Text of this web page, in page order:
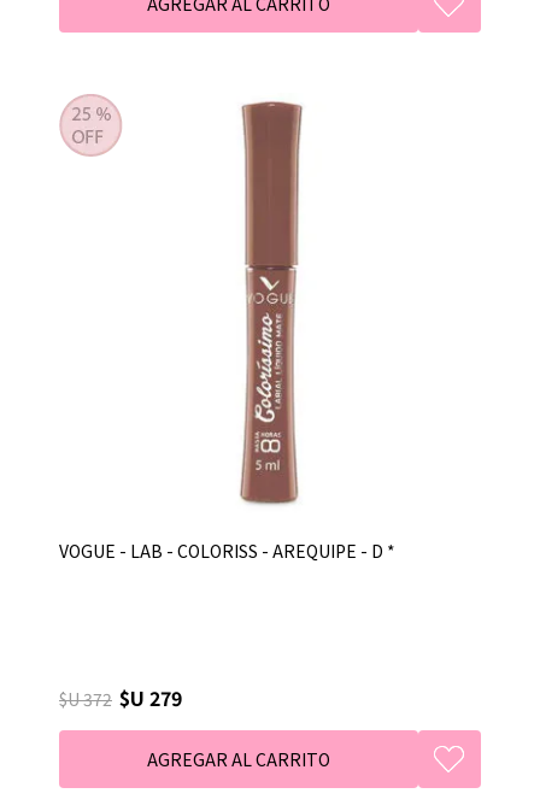
VOGUE - LAB - COLORISS - AREQUIPE - D *
$U 372 $U 279